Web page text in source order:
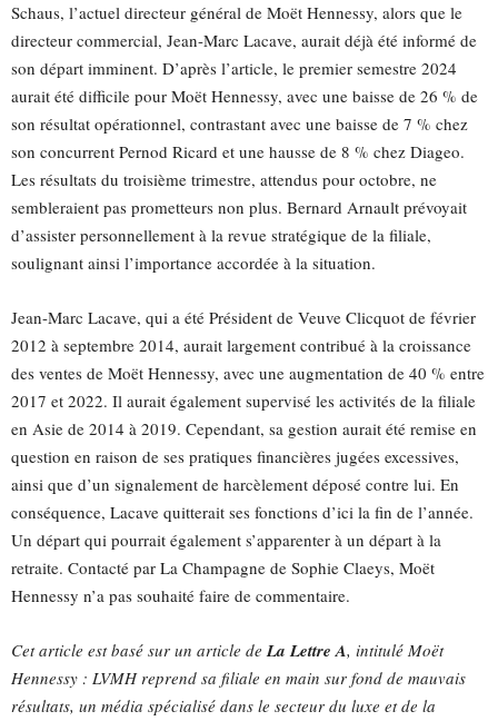
Schaus, l’actuel directeur général de Moët Hennessy, alors que le
directeur commercial, Jean-Marc Lacave, aurait déjà été informé de
son départ imminent. D’après l’article, le premier semestre 2024
aurait été difficile pour Moët Hennessy, avec une baisse de 26 % de
son résultat opérationnel, contrastant avec une baisse de 7 % chez
son concurrent Pernod Ricard et une hausse de 8 % chez Diageo.
Les résultats du troisième trimestre, attendus pour octobre, ne
sembleraient pas prometteurs non plus. Bernard Arnault prévoyait
d’assister personnellement à la revue stratégique de la filiale,
soulignant ainsi l’importance accordée à la situation.
Jean-Marc Lacave, qui a été Président de Veuve Clicquot de février
2012 à septembre 2014, aurait largement contribué à la croissance
des ventes de Moët Hennessy, avec une augmentation de 40 % entre
2017 et 2022. Il aurait également supervisé les activités de la filiale
en Asie de 2014 à 2019. Cependant, sa gestion aurait été remise en
question en raison de ses pratiques financières jugées excessives,
ainsi que d’un signalement de harcèlement déposé contre lui. En
conséquence, Lacave quitterait ses fonctions d’ici la fin de l’année.
Un départ qui pourrait également s’apparenter à un départ à la
retraite. Contacté par La Champagne de Sophie Claeys, Moët
Hennessy n’a pas souhaité faire de commentaire.
Cet article est basé sur un article deLa Lettre A, intitulé Moët
Hennessy : LVMH reprend sa filiale en main sur fond de mauvais
résultats, un média spécialisé dans le secteur du luxe et de la